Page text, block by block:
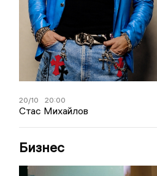
20/10 20:00
Стас Михайлов
Бизнес